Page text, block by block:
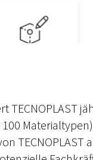
TECNOPLAST